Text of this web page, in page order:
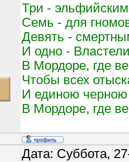
Три -
Семь - для
Девять -
И одно -
В Мордоре, где
Чтобы всех
И единою черною
В Мордоре, где
Дата: Суббота,